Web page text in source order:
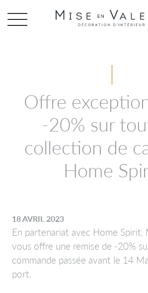
Offre
-20% sur
collection de
Home
18 AVRIL 2023
En partenariat avec Home Spirit,
vous offre une remise de -20%
commande passée avant le 14
port.